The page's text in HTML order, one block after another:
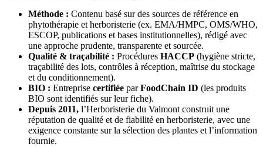
Méthode : Contenu basé sur des sources de référence en
phytothérapie et herboristerie (ex. EMA/HMPC, OMS/WHO,
ESCOP, publications et bases institutionnelles), rédigé avec
une approche prudente, transparente et sourcée.
Qualité & traçabilité : Procédures HACCP (hygiène stricte,
traçabilité des lots, contrôles à réception, maîtrise du stockage
et du conditionnement).
BIO : Entreprise certifiée parFoodChain ID (les produits
BIO sont identifiés sur leur fiche).
Depuis 2011, l’Herboristerie du Valmont construit une
réputation de qualité et de fiabilité en herboristerie, avec une
exigence constante sur la sélection des plantes et l’information
fournie.